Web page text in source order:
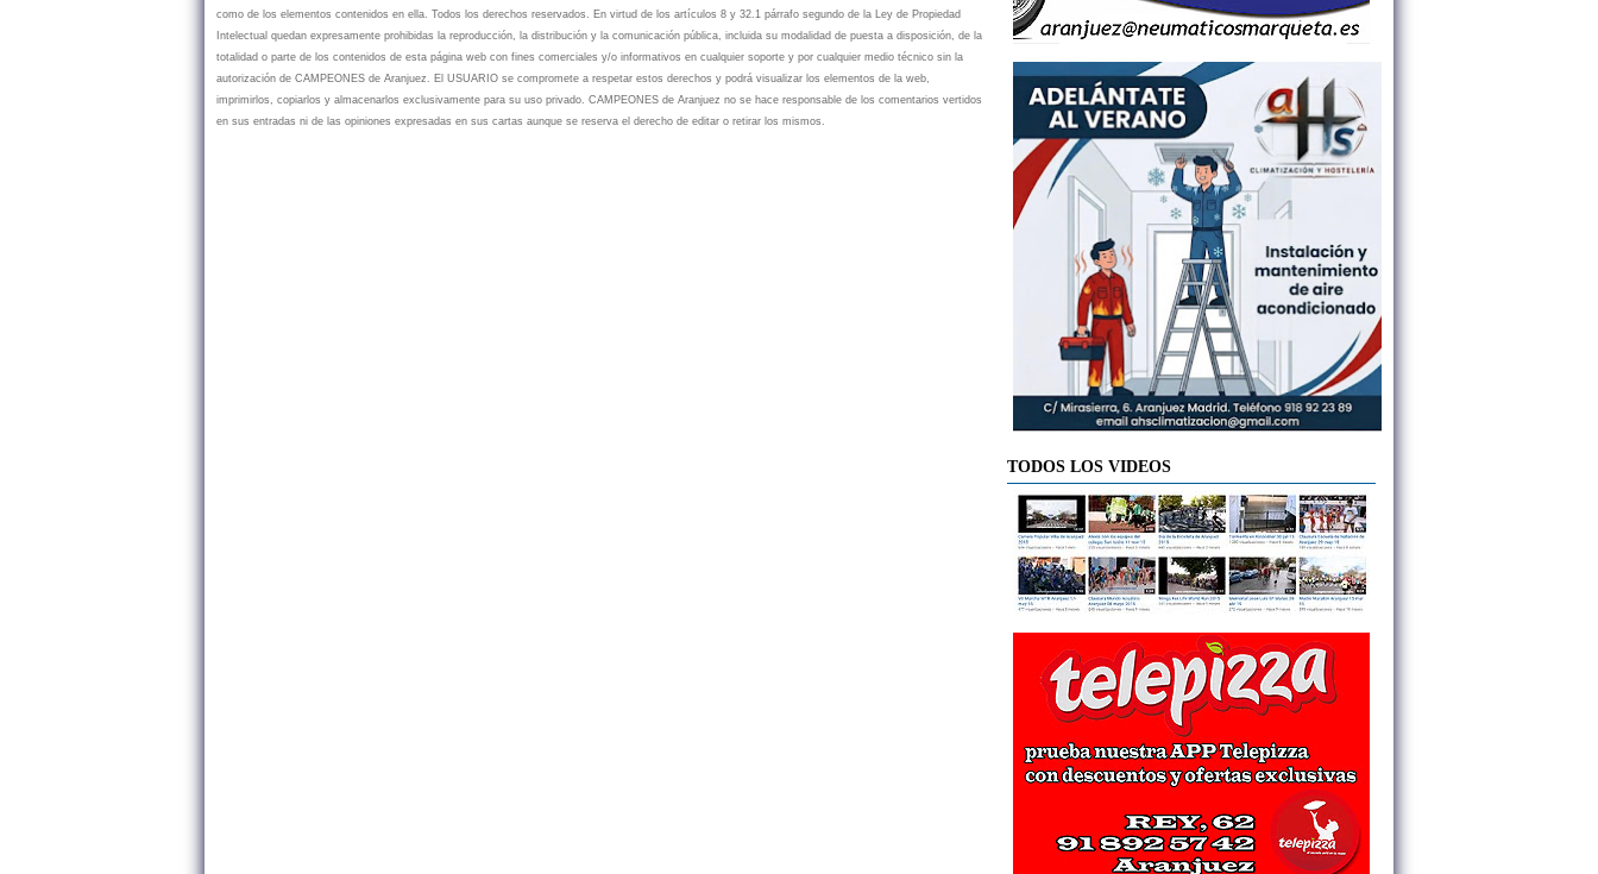
como de los elementos contenidos en ella. Todos los derechos reservados. En virtud de los artículos 8 y 32.1 párrafo segundo de la Ley de Propiedad
Intelectual quedan expresamente prohibidas la reproducción, la distribución y la comunicación pública, incluida su modalidad de puesta a disposición, de la
totalidad o parte de los contenidos de esta página web con fines comerciales y/o informativos en cualquier soporte y por cualquier medio técnico sin la
autorización de CAMPEONES de Aranjuez. El USUARIO se compromete a respetar estos derechos y podrá visualizar los elementos de la web,
imprimirlos, copiarlos y almacenarlos exclusivamente para su uso privado. CAMPEONES de Aranjuez no se hace responsable de los comentarios vertidos
en sus entradas ni de las opiniones expresadas en sus cartas aunque se reserva el derecho de editar o retirar los mismos.
TODOS LOS VIDEOS